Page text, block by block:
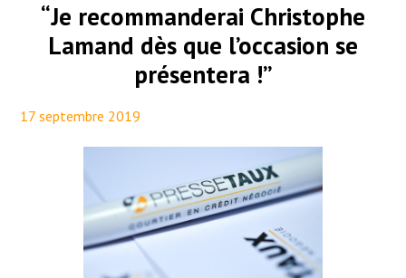
“Je recommanderai Christophe
Lamand dès que l’occasion se
présentera !”
17 septembre 2019